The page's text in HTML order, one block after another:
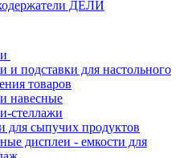
ДЕЛИ
и подставки для настольного
товаров
навесные
стеллажи
для сыпучих продуктов
дисплеи - емкости для